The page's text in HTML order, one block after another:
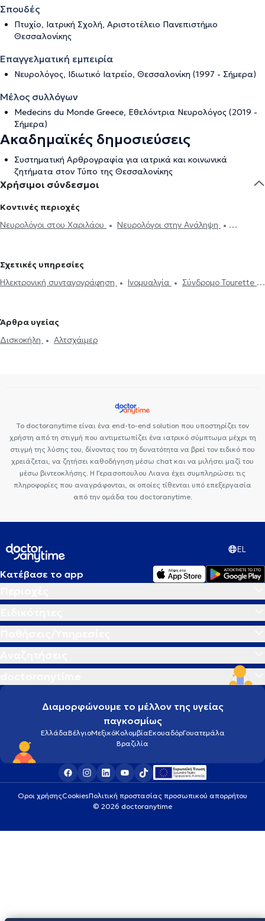
Σπουδές
Πτυχίο, Ιατρική Σχολή, Αριστοτέλειο Πανεπιστήμιο
Θεσσαλονίκης
Επαγγελματική εμπειρία
Νευρολόγος, Ιδιωτικό Ιατρείο, Θεσσαλονίκη (1997 - Σήμερα)
Μέλος συλλόγων
Medecins du Monde Greece, Εθελόντρια Νευρολόγος (2019 -
Σήμερα)
Ακαδημαϊκές δημοσιεύσεις
Συστηματική Αρθρογραφία για ιατρικά και κοινωνικά
ζητήματα στον Τύπο της Θεσσαλονίκης
Χρήσιμοι σύνδεσμοι
Κοντινές περιοχές
Νευρολόγοι στου Χαριλάου
Νευρολόγοι στην Ανάληψη
Σχετικές υπηρεσίες
Ηλεκτρονική συνταγογράφηση
Ινομυαλγία
Σύνδρομο Tourette
Μελέτη Ύπνου
Botox για νευρολογικές παθήσεις
Άρθρα υγείας
Δισκοκήλη
Αλτσχάιμερ
Το doctoranytime είναι ένα end-to-end solution που υποστηρίζει τον
χρήστη από τη στιγμή που αντιμετωπίζει ένα ιατρικό σύμπτωμα μέχρι τη
στιγμή της λύσης του, δίνοντας του τη δυνατότητα να βρεί τον ειδικό που
χρειάζεται, να ζητήσει καθοδήγηση μέσω chat και να μιλήσει μαζί του
μέσω βιντεοκλήσης. Η Γερασοπουλου Λιανα έχει συμπληρώσει τις
πληροφορίες που αναγράφονται, οι οποίες τίθενται υπό επεξεργασία
από την ομάδα του doctoranytime.
EL
Κατέβασε το app
Διαμορφώνουμε το μέλλον της υγείας
παγκοσμίως
ΕλλάδαΒέλγιοΜεξικόΚολομβίαΕκουαδόρΓουατεμάλα
Βραζιλία
Οροι χρήσηςCookiesΠολιτική προστασίας προσωπικού απορρήτου
© 2026 doctoranytime